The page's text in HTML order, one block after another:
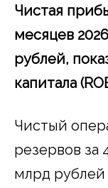
Чистая
месяцев
рублей,
капитала
Чистый
резервов за
млрд рублей